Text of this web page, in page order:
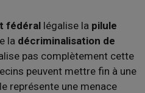
fédéral légalise la pilule
la décriminalisation de
pas complètement cette
peuvent mettre fin à une
représente une menace